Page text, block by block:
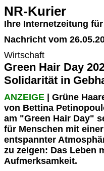
NR-Kurier
Ihre Internetzeitung
Nachricht vom
Wirtschaft
Green Hair Day
Solidarität in
ANZEIGE | Grüne
von Bettina
am "Green Hair Day"
für Menschen mit
entspannter
zu zeigen: Das Leben
Aufmerksamkeit.